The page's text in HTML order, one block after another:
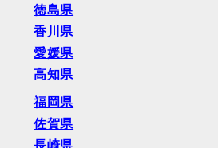
徳島県
香川県
愛媛県
高知県
福岡県
佐賀県